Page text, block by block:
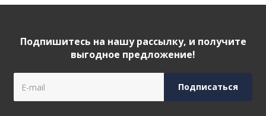
Подпишитесь на нашу рассылку, и получите
выгодное предложение!